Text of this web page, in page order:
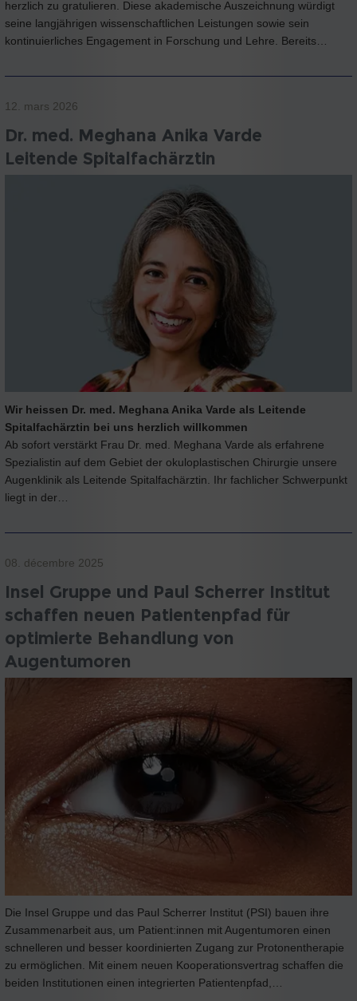
herzlich zu gratulieren. Diese akademische Auszeichnung würdigt
seine langjährigen wissenschaftlichen Leistungen sowie sein
kontinuierliches Engagement in Forschung und Lehre. Bereits…
12. mars 2026
Dr. med. Meghana Anika Varde
Leitende Spitalfachärztin
Wir heissen Dr. med. Meghana Anika Varde als Leitende
Spitalfachärztin bei uns herzlich willkommen
Ab sofort verstärkt Frau Dr. med. Meghana Varde als erfahrene
Spezialistin auf dem Gebiet der okuloplastischen Chirurgie unsere
Augenklinik als Leitende Spitalfachärztin. Ihr fachlicher Schwerpunkt
liegt in der…
08. décembre 2025
Insel Gruppe und Paul Scherrer Institut
schaffen neuen Patientenpfad für
optimierte Behandlung von
Augentumoren
Die Insel Gruppe und das Paul Scherrer Institut (PSI) bauen ihre
Zusammenarbeit aus, um Patient:innen mit Augentumoren einen
schnelleren und besser koordinierten Zugang zur Protonentherapie
zu ermöglichen. Mit einem neuen Kooperationsvertrag schaffen die
beiden Institutionen einen integrierten Patientenpfad,…